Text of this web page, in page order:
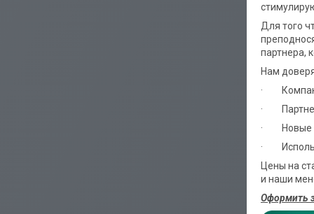
Для того
партнера,
Нам
·
·
· Новые
·
Цены на
и наши
Оформить